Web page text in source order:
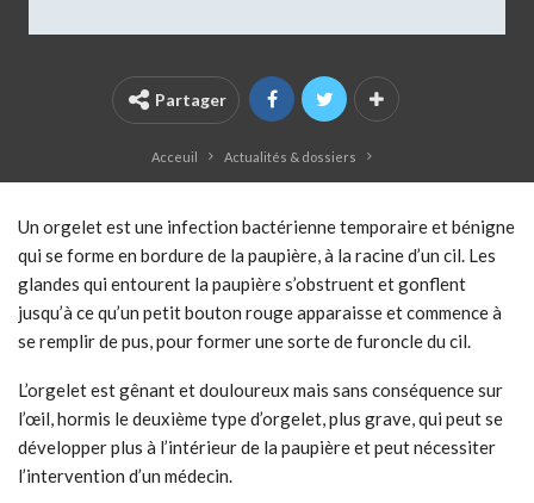
Partager
Acceuil Actualités & dossiers
Un orgelet est une infection bactérienne temporaire et bénigne
qui se forme en bordure de la paupière, à la racine d’un cil. Les
glandes qui entourent la paupière s’obstruent et gonflent
jusqu’à ce qu’un petit bouton rouge apparaisse et commence à
se remplir de pus, pour former une sorte de furoncle du cil.
L’orgelet est gênant et douloureux mais sans conséquence sur
l’œil, hormis le deuxième type d’orgelet, plus grave, qui peut se
développer plus à l’intérieur de la paupière et peut nécessiter
l’intervention d’un médecin.